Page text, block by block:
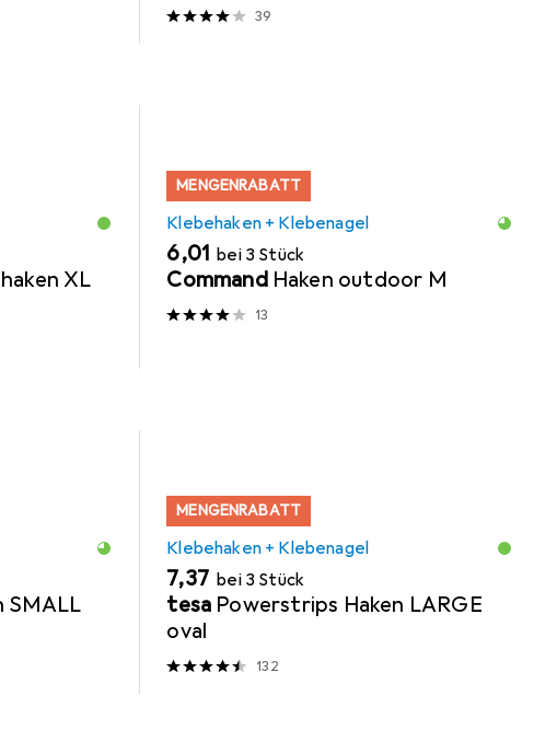
39
XL
MENGENRABATT
Klebehaken + Klebenagel
EUR
6,01 bei 3 Stück
Command Haken outdoor M
13
SMALL
MENGENRABATT
Klebehaken + Klebenagel
EUR
7,37 bei 3 Stück
tesa Powerstrips Haken LARGE
oval
132